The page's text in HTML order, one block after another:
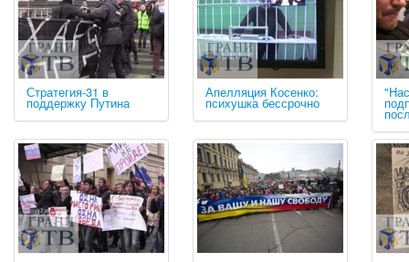
Стратегия-31 в
поддержку Путина
Апелляция Косенко:
психушка бессрочно